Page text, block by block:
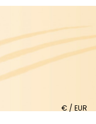
€ / EUR